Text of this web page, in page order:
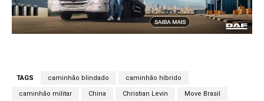
TAGS caminhão blindado caminhão híbrido
caminhão militar China Christian Levin Move Brasil